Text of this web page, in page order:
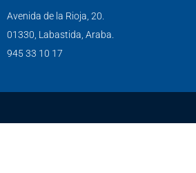
Avenida de la Rioja, 20.
01330, Labastida, Araba.
945 33 10 17